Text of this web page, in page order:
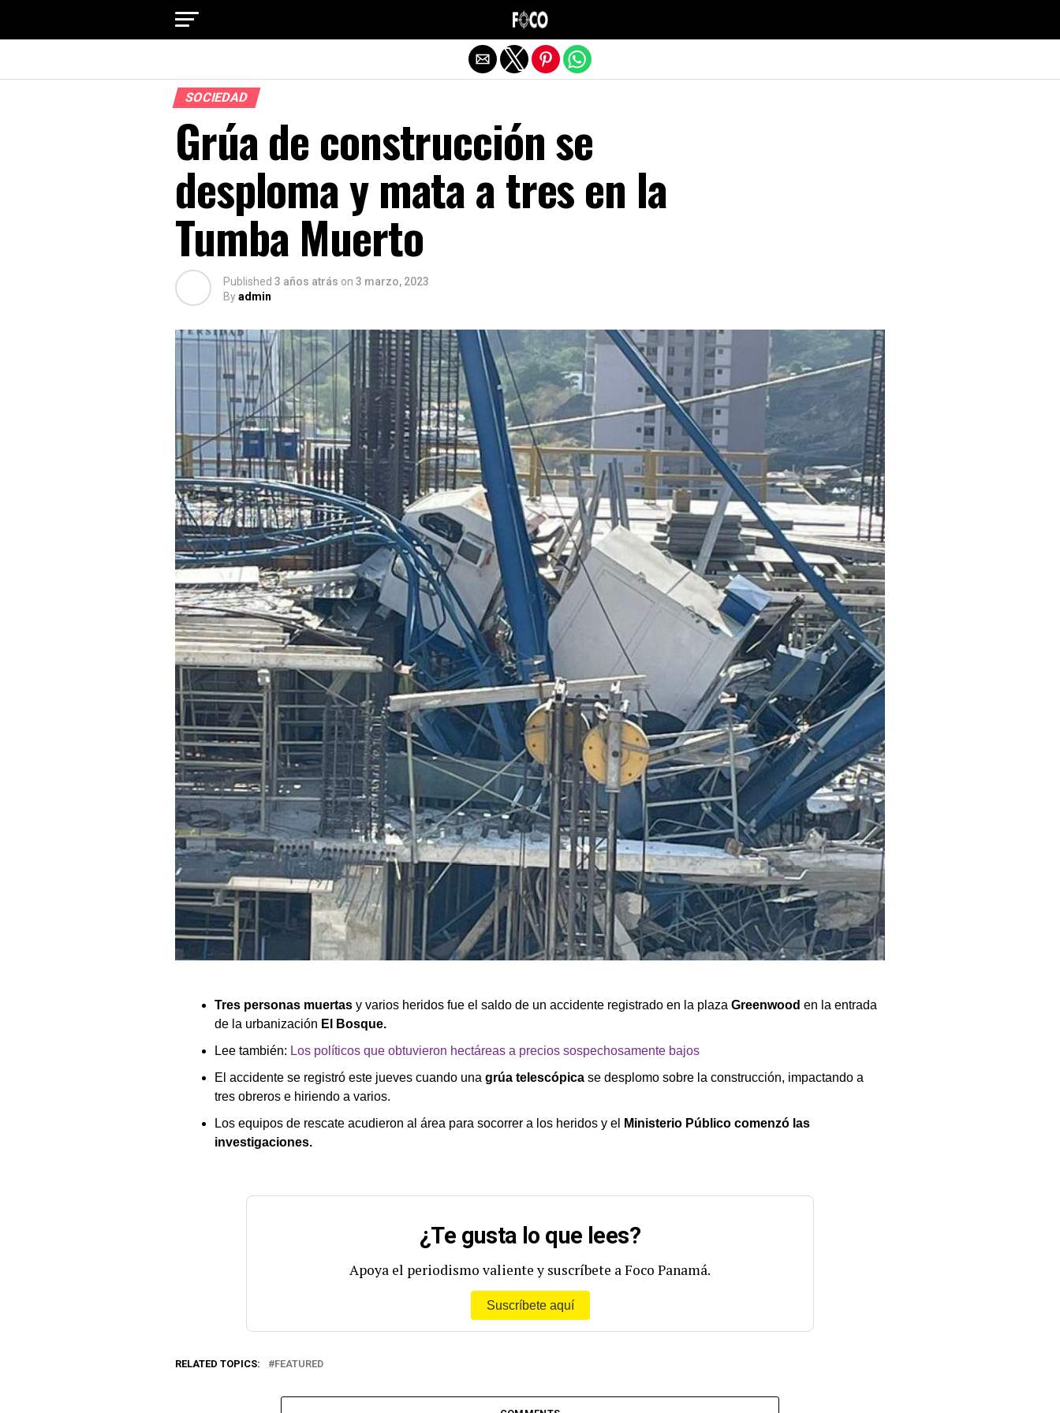
SOCIEDAD
Grúa de construcción se
desploma y mata a tres en la
Tumba Muerto
Published 3 años atrás on 3 marzo, 2023
Byadmin
Tres personas muertas y varios heridos fue el saldo de un accidente registrado en la plaza Greenwood en la entrada
de la urbanización El Bosque.
Lee también: Los políticos que obtuvieron hectáreas a precios sospechosamente bajos
El accidente se registró este jueves cuando una grúa telescópica se desplomo sobre la construcción, impactando a
tres obreros e hiriendo a varios.
Los equipos de rescate acudieron al área para socorrer a los heridos y el
Ministerio Público comenzó las
investigaciones.
¿Te gusta lo que lees?
Apoya el periodismo valiente y suscríbete a Foco Panamá.
Suscríbete aquí
RELATED TOPICS: FEATURED
Salir de la versión móvil